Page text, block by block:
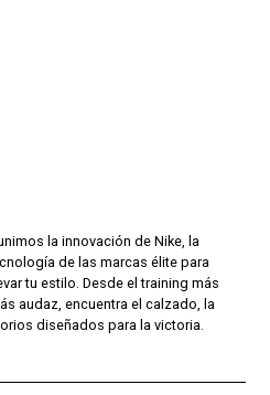
la innovación de Nike, la
de las marcas élite para
tu estilo. Desde el training más
audaz, encuentra el calzado, la
diseñados para la victoria.